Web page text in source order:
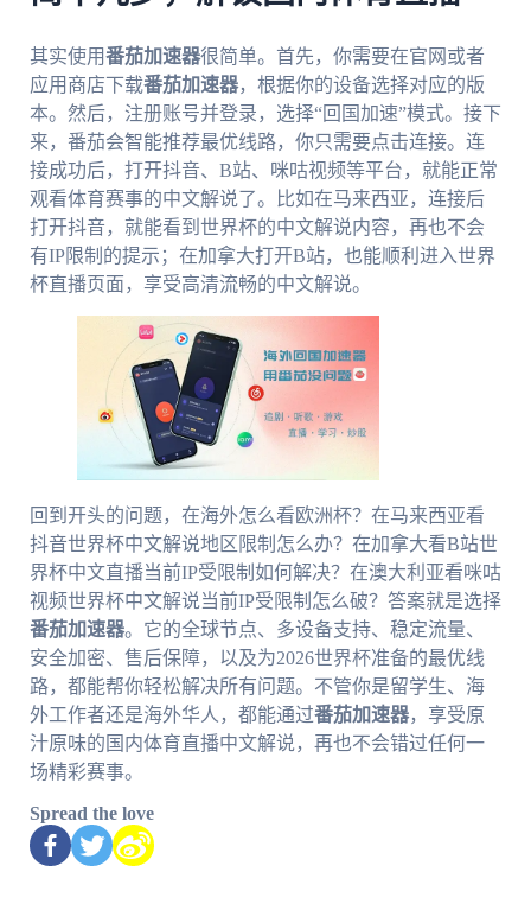
其实使用番茄加速器很简单。首先，你需要在官网或者
应用商店下载番茄加速器，根据你的设备选择对应的版
本。然后，注册账号并登录，选择“回国加速”模式。接下
来，番茄会智能推荐最优线路，你只需要点击连接。连
接成功后，打开抖音、B站、咪咕视频等平台，就能正常
观看体育赛事的中文解说了。比如在马来西亚，连接后
打开抖音，就能看到世界杯的中文解说内容，再也不会
有IP限制的提示；在加拿大打开B站，也能顺利进入世界
杯直播页面，享受高清流畅的中文解说。
回到开头的问题，在海外怎么看欧洲杯？在马来西亚看
抖音世界杯中文解说地区限制怎么办？在加拿大看B站世
界杯中文直播当前IP受限制如何解决？在澳大利亚看咪咕
视频世界杯中文解说当前IP受限制怎么破？答案就是选择
番茄加速器。它的全球节点、多设备支持、稳定流量、
安全加密、售后保障，以及为2026世界杯准备的最优线
路，都能帮你轻松解决所有问题。不管你是留学生、海
外工作者还是海外华人，都能通过番茄加速器，享受原
汁原味的国内体育直播中文解说，再也不会错过任何一
场精彩赛事。
Spread the love